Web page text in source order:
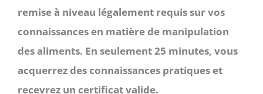
remise à niveau légalement requis sur vos
connaissances en matière de manipulation
des aliments. En seulement 25 minutes, vous
acquerrez des connaissances pratiques et
recevrez un certificat valide.